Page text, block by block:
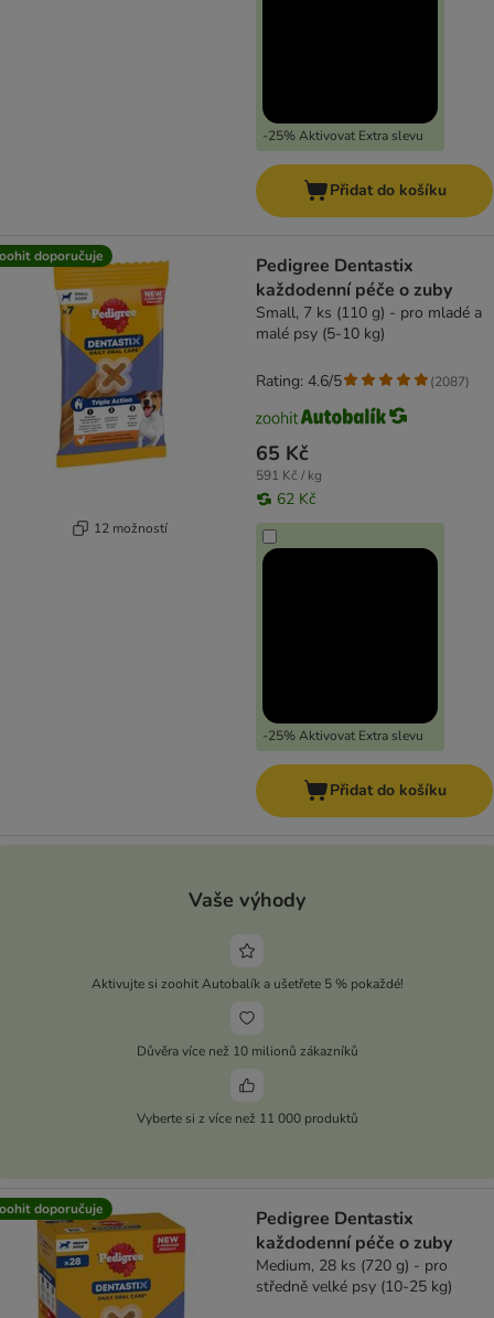
-25% Aktivovat Extra slevu
Přidat do košíku
doporučuje
12 možností
Pedigree Dentastix
každodenní péče o zuby
Small, 7 ks (110 g) - pro mladé a
malé psy (5-10 kg)
65 Kč
591 Kč / kg
62 Kč
-25% Aktivovat Extra slevu
Rating: 4.6/5 (2087)
Přidat do košíku
Vaše výhody
Aktivujte si zoohit Autobalík a ušetřete 5 % pokaždé!
Důvěra více než 10 milionů zákazníků
Vyberte si z více než 11 000 produktů
doporučuje
Pedigree Dentastix
každodenní péče o zuby
Medium, 28 ks (720 g) - pro
středně velké psy (10-25 kg)